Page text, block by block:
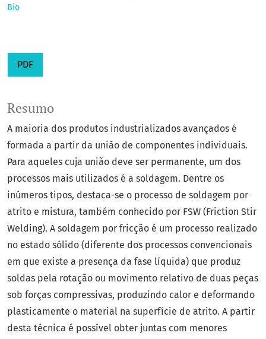
Bio
PDF
Resumo
A maioria dos produtos industrializados avançados é
formada a partir da união de componentes individuais.
Para aqueles cuja união deve ser permanente, um dos
processos mais utilizados é a soldagem. Dentre os
inúmeros tipos, destaca-se o processo de soldagem por
atrito e mistura, também conhecido por FSW (Friction Stir
Welding). A soldagem por fricção é um processo realizado
no estado sólido (diferente dos processos convencionais
em que existe a presença da fase líquida) que produz
soldas pela rotação ou movimento relativo de duas peças
sob forças compressivas, produzindo calor e deformando
plasticamente o material na superfície de atrito. A partir
desta técnica é possível obter juntas com menores